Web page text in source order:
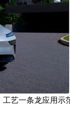
艺一条龙应用